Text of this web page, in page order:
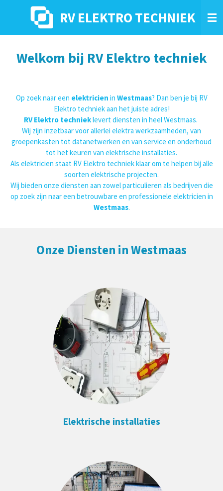
hoofdinhoud
RV ELEKTRO TECHNIEK
Welkom bij RV Elektro techniek
Op zoek naar een elektricien in Westmaas? Dan ben je bij RV
Elektro techniek aan het juiste adres!
RV Elektro technieklevert diensten in heel Westmaas.
Wij zijn inzetbaar voor allerlei elektra werkzaamheden, van
groepenkasten tot datanetwerken en van service en onderhoud
tot het keuren van elektrische installaties.
Als elektricien staat RV Elektro techniek klaar om te helpen bij alle
soorten elektrische projecten.
Wij bieden onze diensten aan zowel particulieren als bedrijven die
op zoek zijn naar een betrouwbare en professionele elektricien in
Westmaas.
Onze Diensten in Westmaas
Elektrische installaties